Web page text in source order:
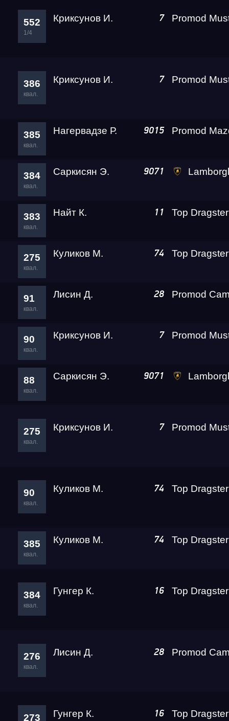
552
1/4
Криксунов И. 7
386
квал.
Криксунов И. 7
385
квал.
Нагервадзе Р. 9015
384
квал.
Саркисян Э. 9071 Lamborghini Huracan
383
квал.
Найт К. 11
275
квал.
Куликов М. 74 Top
91
квал.
Лисин Д. 28
90
квал.
Криксунов И. 7
88
квал.
Саркисян Э. 9071 Lamborghini Huracan
275
квал.
Криксунов И. 7
90
квал.
Куликов М. 74 Top
385
квал.
Куликов М. 74 Top
384
квал.
Гунгер К. 16
276
квал.
Лисин Д. 28
273 Гунгер К. 16